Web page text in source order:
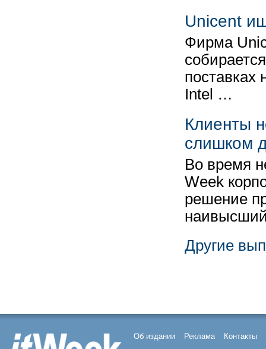
Unicent
Фирма
поставках
Intel …
Клиенты
слишком
Во время
Week
решение
Другие
Об издании Реклама Контакты